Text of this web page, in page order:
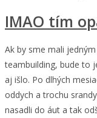
IMAO tím
Ak by sme mali
teambuilding, bude to
aj išlo. Po dlhých
oddych a trochu
nasadli do áut a tak